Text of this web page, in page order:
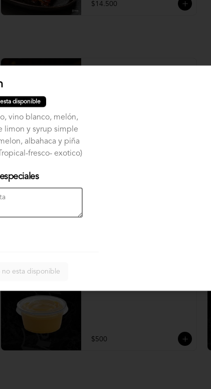
$14.500
$500
disponible
vino blanco, melón,
limon y syrup simple
albahaca y piña
fresco- exotico)
esta disponible